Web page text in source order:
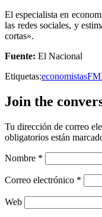
El especialista en
las redes sociales, y
cortas».
Fuente: El Nacional
Etiquetas:economistas
Join the
Tu dirección de correo
obligatorios están
Nombre *
Correo electrónico *
Web